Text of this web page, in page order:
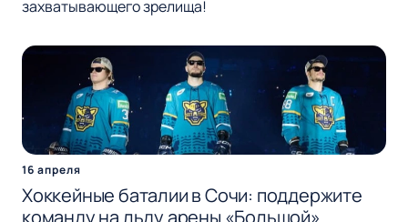
захватывающего зрелища!
16 апреля
Хоккейные баталии в Сочи: поддержите